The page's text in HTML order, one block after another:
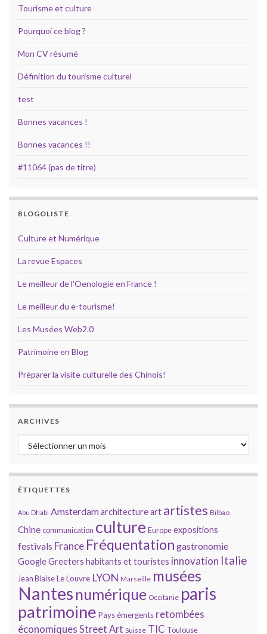
Tourisme et culture
Pourquoi ce blog ?
Mon CV résumé
Définition du tourisme culturel
test
Bonnes vacances !
Bonnes vacances !!
#11064 (pas de titre)
BLOGOLISTE
Culture et Numérique
La revue Espaces
Le meilleur de l'Oenologie en France !
Le meilleur du e-tourisme!
Les Musées Web2.0
Patrimoine en Blog
Préparer la visite culturelle des Chinois!
ARCHIVES
Archives
ÉTIQUETTES
Abu Dhabi Amsterdamarchitectureart artistes Bilbao
Chinecommunication culture Europeexpositions
festivals France Fréquentation gastronomie
GoogleGreeters habitants et touristes innovation Italie
Jean BlaiseLe Louvre LYON Marseille musées
Nantes numérique Occitanie paris
patrimoine Pays émergents retombées
économiques Street Art Suisse TIC Toulouse